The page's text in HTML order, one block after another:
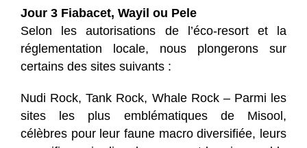
Jour 3 Fiabacet, Wayil ou Pele
Selon les autorisations de l’éco-resort et la
réglementation locale, nous plongerons sur
certains des sites suivants :
Nudi Rock, Tank Rock, Whale Rock – Parmi les
sites les plus emblématiques de Misool,
célèbres pour leur faune macro diversifiée, leurs